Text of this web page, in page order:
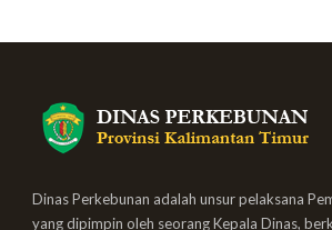
Dinas Perkebunan adalah unsur pelaksana
yang dipimpin oleh seorang Kepala Dinas,